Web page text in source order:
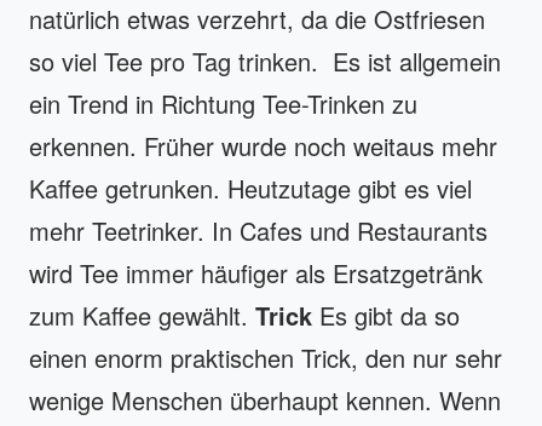
natürlich etwas verzehrt, da die Ostfriesen
so viel Tee pro Tag trinken. Es ist allgemein
ein Trend in Richtung Tee-Trinken zu
erkennen. Früher wurde noch weitaus mehr
Kaffee getrunken. Heutzutage gibt es viel
mehr Teetrinker. In Cafes und Restaurants
wird Tee immer häufiger als Ersatzgetränk
zum Kaffee gewählt. Trick Es gibt da so
einen enorm praktischen Trick, den nur sehr
wenige Menschen überhaupt kennen. Wenn